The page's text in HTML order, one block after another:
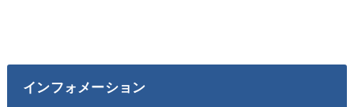
インフォメーション